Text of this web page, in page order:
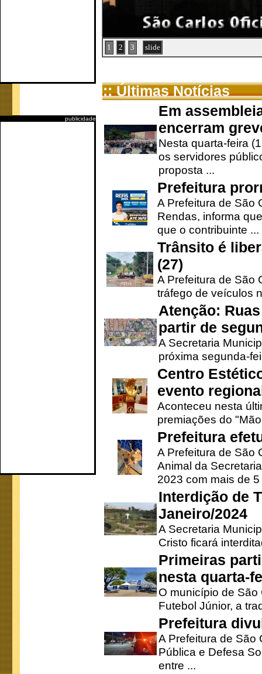
publicidade
1 2 3 slide
:: Últimas Notícias
Em
encerram
Nesta quarta-feira
os servidores
proposta ...
Prefeitura
A Prefeitura de São
Rendas, informa
que o contribuinte ...
Trânsito é
(27)
A Prefeitura de São
tráfego de veículos
Atenção:
partir de
A Secretaria
próxima segunda-
Centro
evento
Aconteceu nesta
premiações do
Prefeitura
A Prefeitura de São
Animal da
2023 com mais de 5
Interdição de
Janeiro/2024
A Secretaria
Cristo ficará
Primeiras
nesta quarta-
O município de
Futebol Júnior, a
Prefeitura
A Prefeitura de São
Pública e Defesa
entre ...